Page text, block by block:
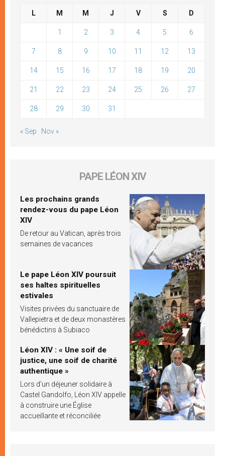
L M M J V S D
1 2 3 4 5 6
7 8 9 10 11 12 13
14 15 16 17 18 19 20
21 22 23 24 25 26 27
28 29 30 31
« Sep Nov »
PAPE LÉON XIV
Les prochains grands
rendez-vous du pape Léon
XIV
De retour au Vatican, après trois
semaines de vacances
Le pape Léon XIV poursuit
ses haltes spirituelles
estivales
Visites privées du sanctuaire de
Vallepietra et de deux monastères
bénédictins à Subiaco
Léon XIV : « Une soif de
justice, une soif de charité
authentique »
Lors d’un déjeuner solidaire à
Castel Gandolfo, Léon XIV appelle
à construire une Église
accueillante et réconciliée